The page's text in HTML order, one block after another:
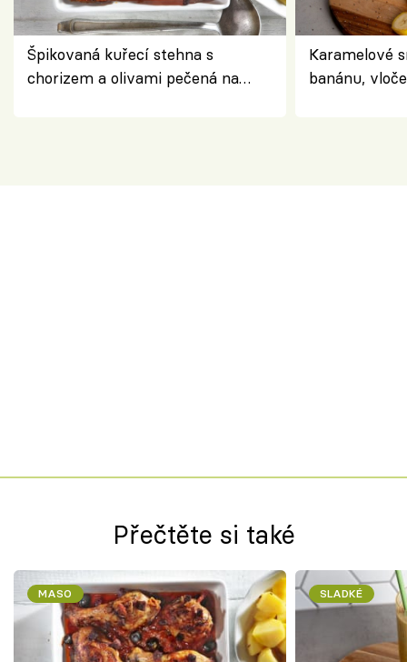
Špikovaná kuřecí stehna s
chorizem a olivami pečená na
Karamelové
banánu,
Přečtěte si také
MASO SLADKÉ